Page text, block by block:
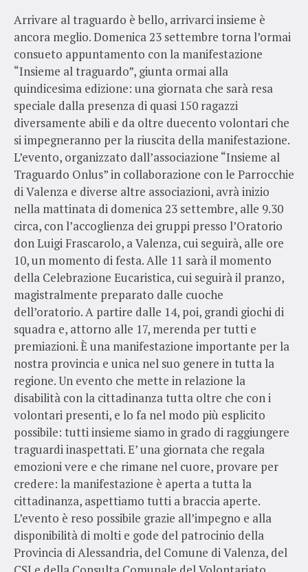
Arrivare al traguardo è bello, arrivarci insieme è
ancora meglio. Domenica 23 settembre torna l’ormai
consueto appuntamento con la manifestazione
“Insieme al traguardo”, giunta ormai alla
quindicesima edizione: una giornata che sarà resa
speciale dalla presenza di quasi 150 ragazzi
diversamente abili e da oltre duecento volontari che
si impegneranno per la riuscita della manifestazione.
L’evento, organizzato dall’associazione “Insieme al
Traguardo Onlus” in collaborazione con le Parrocchie
di Valenza e diverse altre associazioni, avrà inizio
nella mattinata di domenica 23 settembre, alle 9.30
circa, con l’accoglienza dei gruppi presso l’Oratorio
don Luigi Frascarolo, a Valenza, cui seguirà, alle ore
10, un momento di festa. Alle 11 sarà il momento
della Celebrazione Eucaristica, cui seguirà il pranzo,
magistralmente preparato dalle cuoche
dell’oratorio. A partire dalle 14, poi, grandi giochi di
squadra e, attorno alle 17, merenda per tutti e
premiazioni. È una manifestazione importante per la
nostra provincia e unica nel suo genere in tutta la
regione. Un evento che mette in relazione la
disabilità con la cittadinanza tutta oltre che con i
volontari presenti, e lo fa nel modo più esplicito
possibile: tutti insieme siamo in grado di raggiungere
traguardi inaspettati. E’ una giornata che regala
emozioni vere e che rimane nel cuore, provare per
credere: la manifestazione è aperta a tutta la
cittadinanza, aspettiamo tutti a braccia aperte.
L’evento è reso possibile grazie all’impegno e alla
disponibilità di molti e gode del patrocinio della
Provincia di Alessandria, del Comune di Valenza, del